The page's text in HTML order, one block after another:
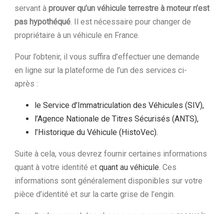
servant à prouver qu’un véhicule terrestre à moteur n’est
pas hypothéqué. Il est nécessaire pour changer de
propriétaire à un véhicule en France.
Pour l’obtenir, il vous suffira d’effectuer une demande
en ligne sur la plateforme de l’un des services ci-
après :
le Service d’Immatriculation des Véhicules (SIV),
l’Agence Nationale de Titres Sécurisés (ANTS),
l’Historique du Véhicule (HistoVec).
Suite à cela, vous devrez fournir certaines informations
quant à votre identité et quant au véhicule. Ces
informations sont généralement disponibles sur votre
pièce d’identité et sur la carte grise de l’engin.